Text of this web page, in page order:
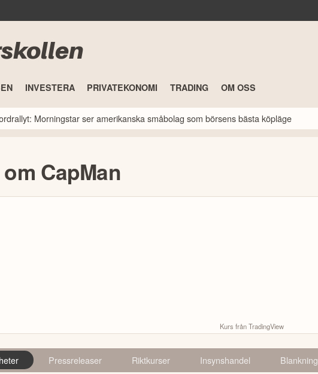
INVESTERA PRIVATEKONOMI TRADING OM OSS
Morningstar ser amerikanska småbolag som börsens bästa köpläge
CapMan
Kurs från TradingView
Pressreleaser Riktkurser Insynshandel Blankning